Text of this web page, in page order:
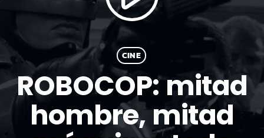
CINE
ROBOCOP: mitad
hombre, mitad